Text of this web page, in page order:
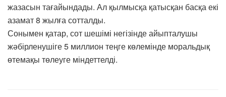
жазасын тағайындады. Ал қылмысқа қатысқан басқа екі
азамат 8 жылға сотталды.
Сонымен қатар, сот шешімі негізінде айыпталушы
жәбірленушіге 5 миллион теңге көлемінде моральдық
өтемақы төлеуге міндеттелді.